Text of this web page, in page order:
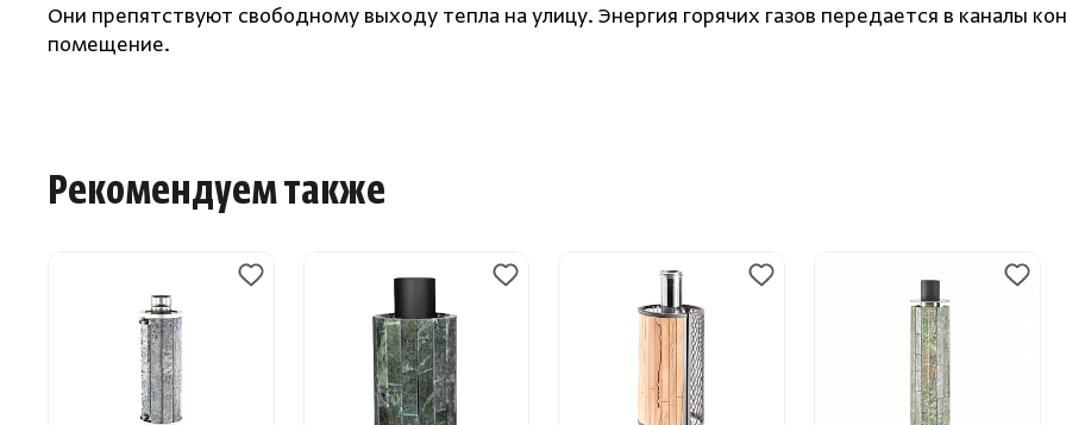
Они препятствуют свободному выходу тепла на улицу. Энергия горячих газов передается в каналы
помещение.
Рекомендуем также